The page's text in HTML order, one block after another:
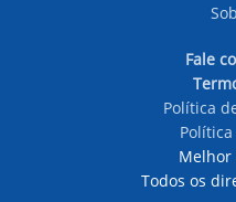
Fale
Política
Melhor
Todos os